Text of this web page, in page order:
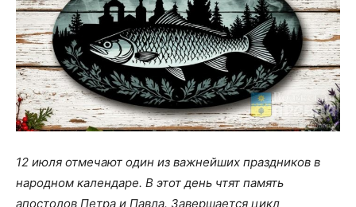
12 июля отмечают один из важнейших праздников в
народном календаре. В этот день чтят память
апостолов Петра и Павла. Завершается цикл